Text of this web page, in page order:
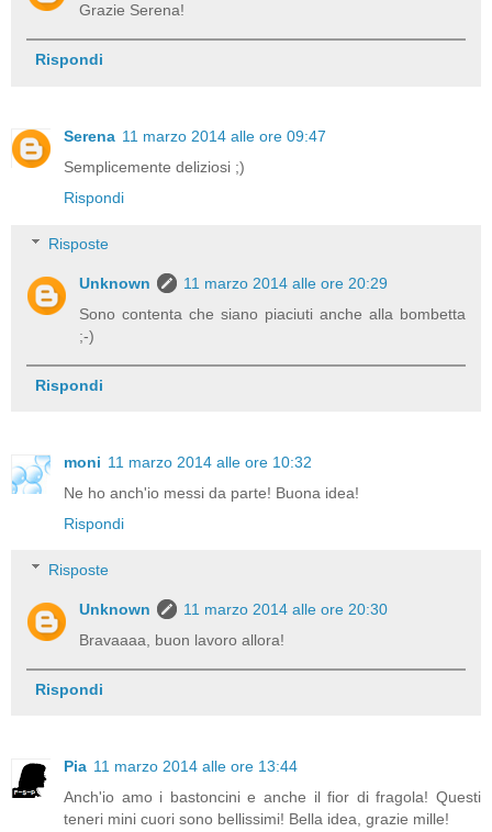
Grazie Serena!
Rispondi
Serena 11 marzo 2014 alle ore 09:47
Semplicemente deliziosi ;)
Rispondi
Risposte
Unknown
11 marzo 2014 alle ore 20:29
Sono contenta che siano piaciuti anche alla bombetta
;-)
Rispondi
moni 11 marzo 2014 alle ore 10:32
Ne ho anch'io messi da parte! Buona idea!
Rispondi
Risposte
Unknown
11 marzo 2014 alle ore 20:30
Bravaaaa, buon lavoro allora!
Rispondi
Pia 11 marzo 2014 alle ore 13:44
Anch'io amo i bastoncini e anche il fior di fragola! Questi
teneri mini cuori sono bellissimi! Bella idea, grazie mille!